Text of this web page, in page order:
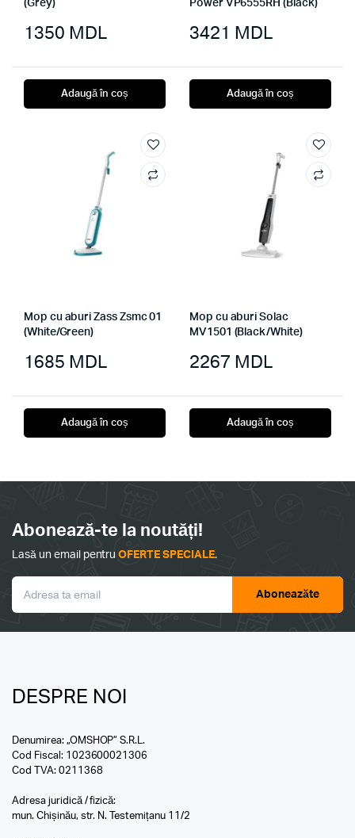
(Grey)
1350 MDL
Adaugă în coș
Power VP6555RH (Black)
3421 MDL
Adaugă în coș
Mop cu aburi Zass Zsmc 01
(White/Green)
1685 MDL
Adaugă în coș
Mop cu aburi Solac
MV1501 (Black/White)
2267 MDL
Adaugă în coș
Abonează-te la noutăți!
Lasă un email pentruOFERTE SPECIALE.
Aboneazăte
DESPRE NOI
Denumirea: „OMSHOP” S.R.L.
Cod Fiscal: 1023600021306
Cod TVA: 0211368
Adresa juridică / fizică:
mun. Chișinău, str. N. Testemițanu 11/2